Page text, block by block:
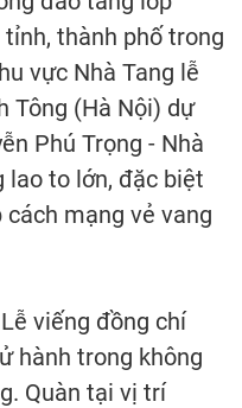
thành phố trong
vực Nhà Tang lễ
Tông (Hà Nội) dự
Phú Trọng - Nhà
lao to lớn, đặc biệt
mạng vẻ vang
viếng đồng chí
hành trong không
Quàn tại vị trí